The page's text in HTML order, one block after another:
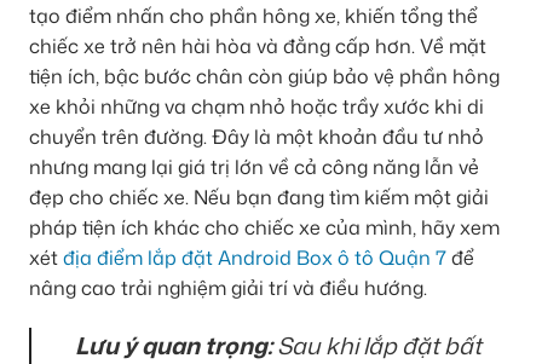
tạo điểm nhấn cho phần hông xe, khiến tổng thể
chiếc xe trở nên hài hòa và đẳng cấp hơn. Về mặt
tiện ích, bậc bước chân còn giúp bảo vệ phần hông
xe khỏi những va chạm nhỏ hoặc trầy xước khi di
chuyển trên đường. Đây là một khoản đầu tư nhỏ
nhưng mang lại giá trị lớn về cả công năng lẫn vẻ
đẹp cho chiếc xe. Nếu bạn đang tìm kiếm một giải
pháp tiện ích khác cho chiếc xe của mình, hãy xem
xétđịa điểm lắp đặt Android Box ô tô Quận 7để
nâng cao trải nghiệm giải trí và điều hướng.
Lưu ý quan trọng:Sau khi lắp đặt bất